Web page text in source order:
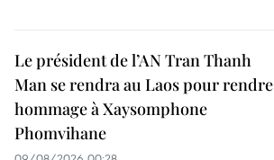
Le président de l’AN Tran Thanh
Man se rendra au Laos pour rendre
hommage à Xaysomphone
Phomvihane